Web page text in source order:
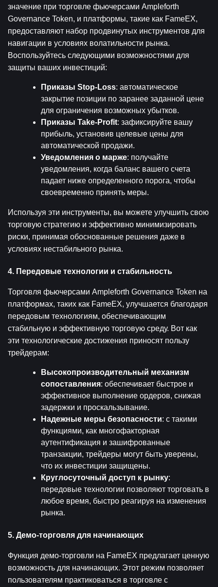
значение при торговле фьючерсами Ampleforth
Governance Token, и платформы, такие как FameEX,
предоставляют набор продвинутых инструментов для
навигации в условиях волатильности рынка.
Воспользуйтесь следующими возможностями для
защиты ваших инвестиций:
Приказы Stop-Loss: автоматическое
закрытие позиции по заранее заданной цене
для ограничения возможных убытков.
Приказы Take-Profit: зафиксируйте вашу
прибыль, установив целевые цены для
автоматической продажи.
Уведомления о марже: получайте
уведомления, когда баланс вашего счета
падает ниже определенного порога, чтобы
своевременно принять меры.
Используя эти инструменты, вы можете улучшить свою
торговую стратегию и эффективно минимизировать
риски, принимая обоснованные решения даже в
условиях нестабильного рынка.
4. Передовые технологии и стабильность
Торговля фьючерсами Ampleforth Governance Token на
платформах, таких как FameEX, улучшается благодаря
передовым технологиям, обеспечивающим
стабильную и эффективную торговую среду. Вот как
эти технологические достижения приносят пользу
трейдерам:
Высокопроизводительный механизм
сопоставления: обеспечивает быстрое и
эффективное выполнение ордеров, снижая
задержки и проскальзывание.
Надежные меры безопасности: с такими
функциями, как многофакторная
аутентификация и зашифрованные
транзакции, трейдеры могут быть уверены,
что их инвестиции защищены.
Круглосуточный доступ к рынку:
передовые технологии позволяют торговать в
любое время, быстро реагируя на изменения
рынка.
5. Демо-торговля для начинающих
Функция демо-торговли на FameEX предлагает ценную
возможность для начинающих. Этот режим позволяет
пользователям практиковаться в торговле с